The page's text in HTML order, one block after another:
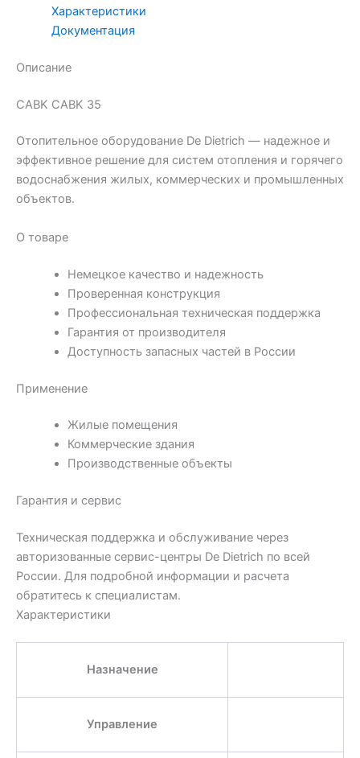
Характеристики
Документация
Описание
CABK CABK 35
Отопительное оборудование De Dietrich — надежное и
эффективное решение для систем отопления и горячего
водоснабжения жилых, коммерческих и промышленных
объектов.
О товаре
Немецкое качество и надежность
Проверенная конструкция
Профессиональная техническая поддержка
Гарантия от производителя
Доступность запасных частей в России
Применение
Жилые помещения
Коммерческие здания
Производственные объекты
Гарантия и сервис
Техническая поддержка и обслуживание через
авторизованные сервис-центры De Dietrich по всей
России. Для подробной информации и расчета
обратитесь к специалистам.
Характеристики
Назначение
Управление